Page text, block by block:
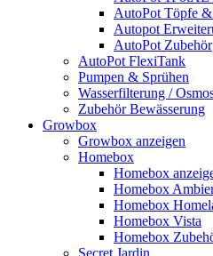
AutoPot Töpfe
Autopot
AutoPot Zubehör
AutoPot FlexiTank
Pumpen & Sprühen
Wasserfilterung /
Zubehör Bewässerung
Growbox
Growbox anzeigen
Homebox
Homebox
Homebox
Homebox
Homebox Vista
Homebox
Secret Jardin